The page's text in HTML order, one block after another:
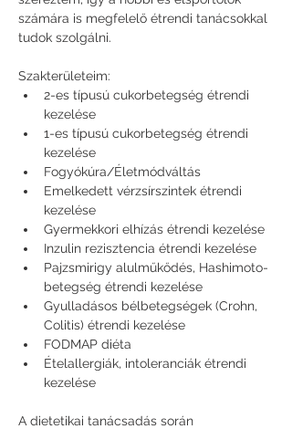
számára is megfelelő étrendi tanácsokkal
tudok szolgálni.
Szakterületeim:
2-es típusú cukorbetegség étrendi
kezelése
1-es típusú cukorbetegség étrendi
kezelése
Fogyókúra/Életmódváltás
Emelkedett vérzsírszintek étrendi
kezelése
Gyermekkori elhízás étrendi kezelése
Inzulin rezisztencia étrendi kezelése
Pajzsmirigy alulműkődés, Hashimoto-
betegség étrendi kezelése
Gyulladásos bélbetegségek (Crohn,
Colitis) étrendi kezelése
FODMAP diéta
Ételallergiák, intoleranciák étrendi
kezelése
A dietetikai tanácsadás során